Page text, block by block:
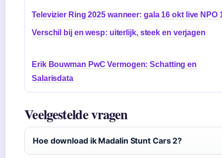
Televizier Ring 2025 wanneer: gala 16 okt live NPO
Verschil bij en wesp: uiterlijk, steek en verjagen
Erik Bouwman PwC Vermogen: Schatting en
Salarisdata
Veelgestelde vragen
Hoe download ik Madalin Stunt Cars 2?